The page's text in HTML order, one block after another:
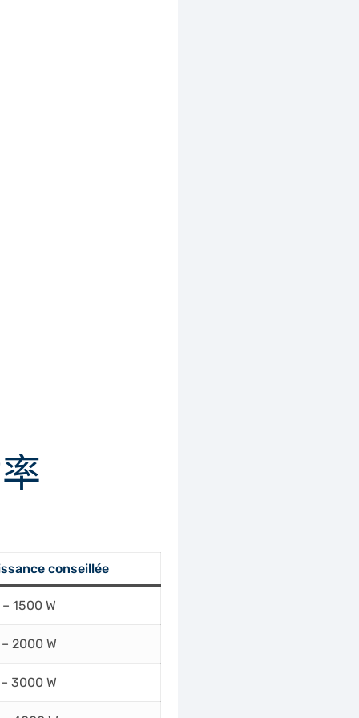
conseillée
1500 W
2000 W
3000 W